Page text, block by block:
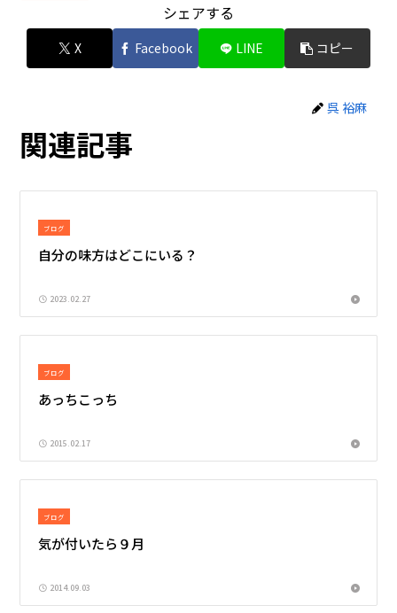
シェアする
X Facebook LINE コピー
呉 裕麻
関連記事
ブログ
自分の味方はどこにいる？
2023.02.27
ブログ
あっちこっち
2015.02.17
ブログ
気が付いたら９月
2014.09.03